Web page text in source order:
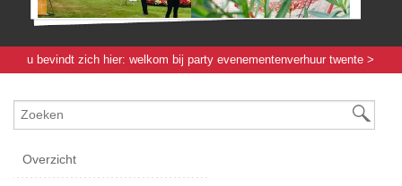
contact
u bevindt zich hier: welkom bij party evenementenverhuur twente >
Overzicht